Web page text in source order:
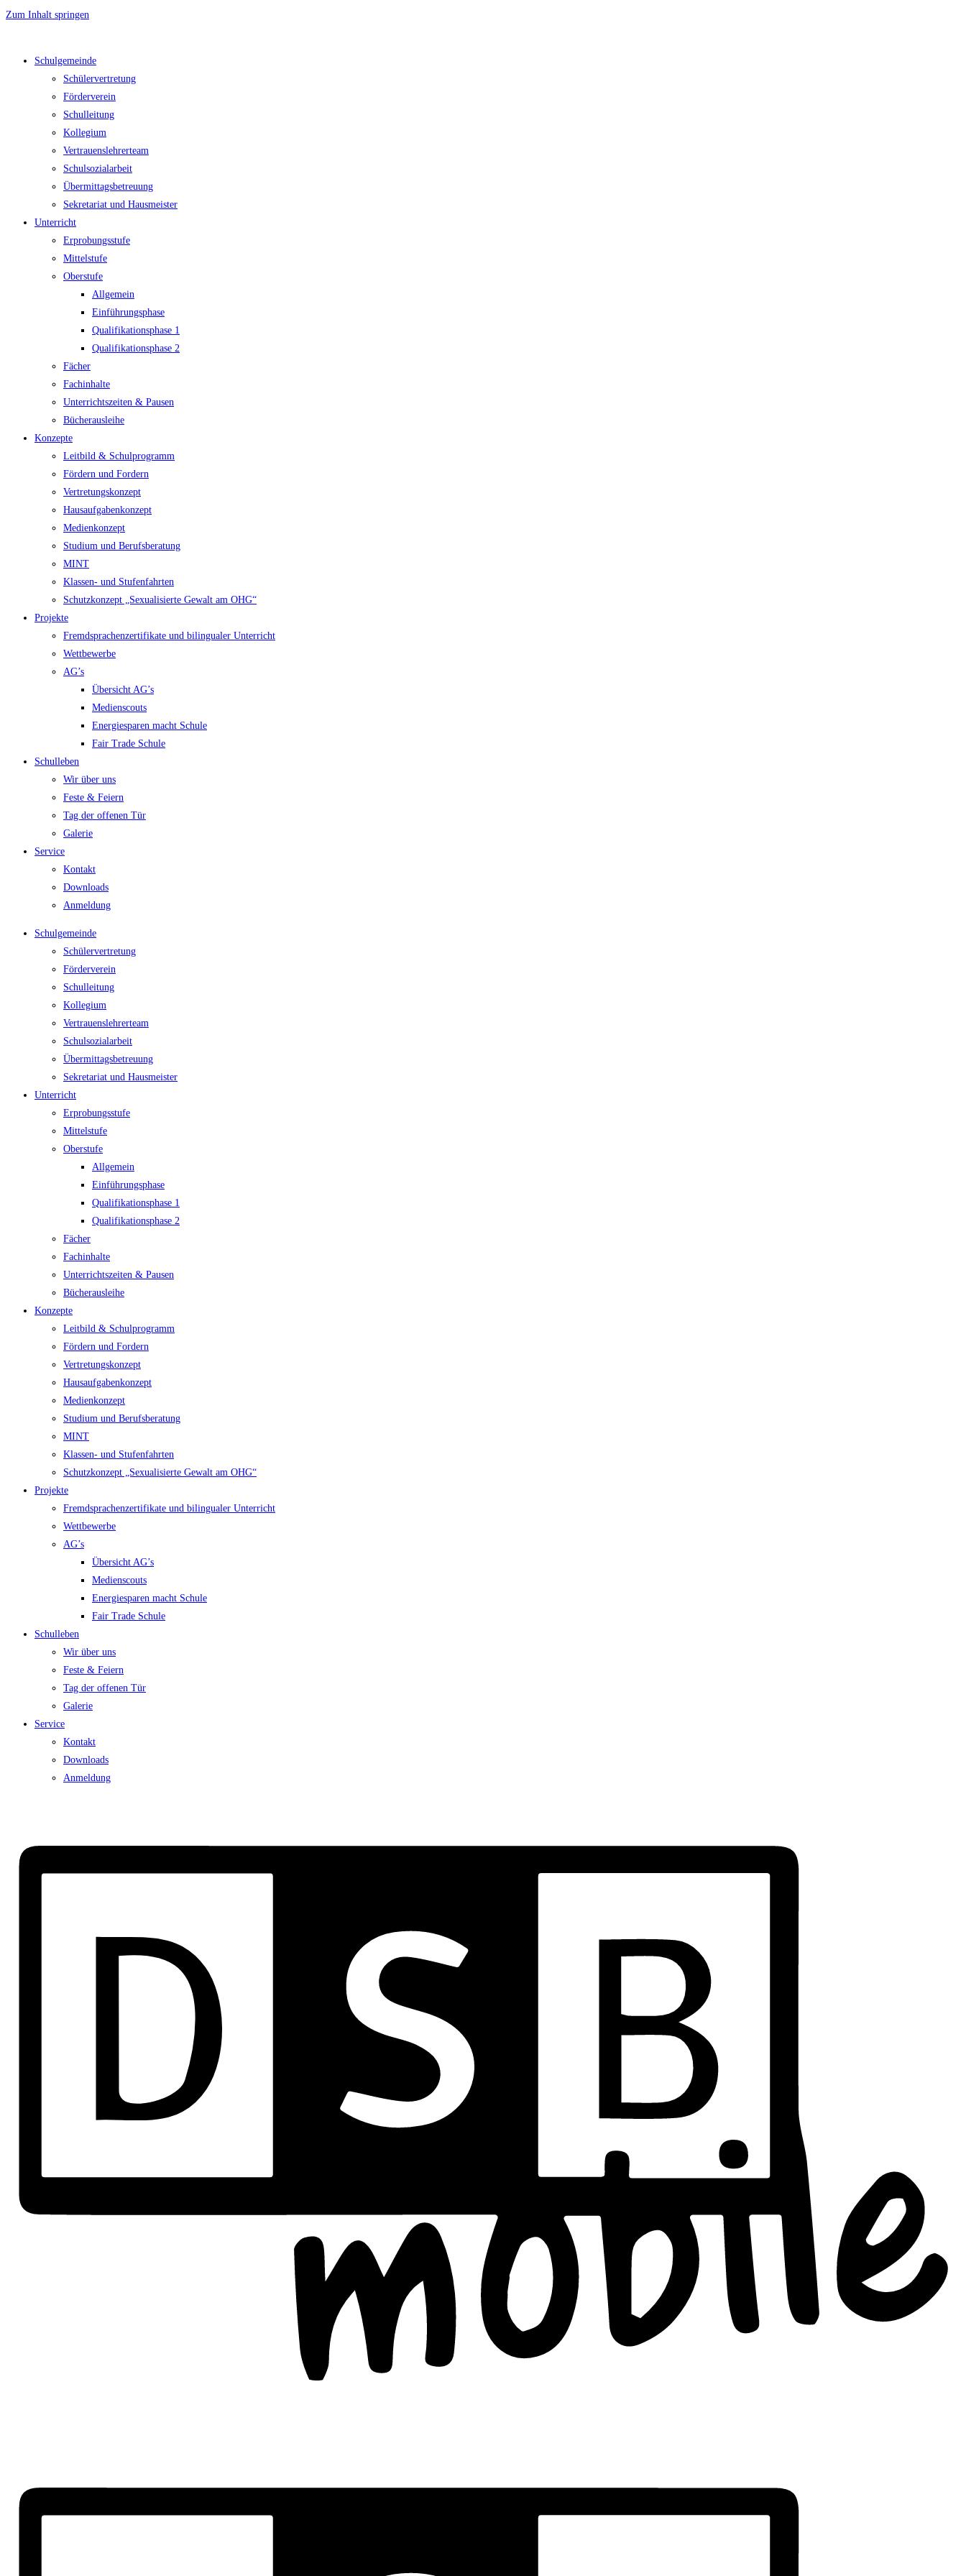
Zum Inhalt springen
Schulgemeinde
Schülervertretung
Förderverein
Schulleitung
Kollegium
Vertrauenslehrerteam
Schulsozialarbeit
Übermittagsbetreuung
Sekretariat und Hausmeister
Unterricht
Erprobungsstufe
Mittelstufe
Oberstufe
Allgemein
Einführungsphase
Qualifikationsphase 1
Qualifikationsphase 2
Fächer
Fachinhalte
Unterrichtszeiten & Pausen
Bücherausleihe
Konzepte
Leitbild & Schulprogramm
Fördern und Fordern
Vertretungskonzept
Hausaufgabenkonzept
Medienkonzept
Studium und Berufsberatung
MINT
Klassen- und Stufenfahrten
Schutzkonzept „Sexualisierte Gewalt am OHG“
Projekte
Fremdsprachenzertifikate und bilingualer Unterricht
Wettbewerbe
AG’s
Übersicht AG’s
Medienscouts
Energiesparen macht Schule
Fair Trade Schule
Schulleben
Wir über uns
Feste & Feiern
Tag der offenen Tür
Galerie
Service
Kontakt
Downloads
Anmeldung
Schulgemeinde
Schülervertretung
Förderverein
Schulleitung
Kollegium
Vertrauenslehrerteam
Schulsozialarbeit
Übermittagsbetreuung
Sekretariat und Hausmeister
Unterricht
Erprobungsstufe
Mittelstufe
Oberstufe
Allgemein
Einführungsphase
Qualifikationsphase 1
Qualifikationsphase 2
Fächer
Fachinhalte
Unterrichtszeiten & Pausen
Bücherausleihe
Konzepte
Leitbild & Schulprogramm
Fördern und Fordern
Vertretungskonzept
Hausaufgabenkonzept
Medienkonzept
Studium und Berufsberatung
MINT
Klassen- und Stufenfahrten
Schutzkonzept „Sexualisierte Gewalt am OHG“
Projekte
Fremdsprachenzertifikate und bilingualer Unterricht
Wettbewerbe
AG’s
Übersicht AG’s
Medienscouts
Energiesparen macht Schule
Fair Trade Schule
Schulleben
Wir über uns
Feste & Feiern
Tag der offenen Tür
Galerie
Service
Kontakt
Downloads
Anmeldung